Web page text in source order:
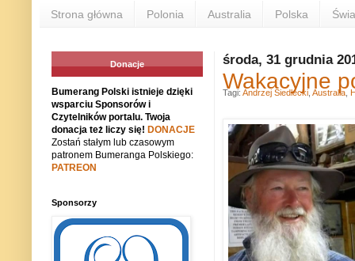
Strona główna Polonia Australia Polska
środa, 31 grudnia
Wakacyjne
Tagi: Andrzej Siedlecki Australia
Donacje
Bumerang Polski istnieje dzięki
wsparciu Sponsorów i
Czytelników portalu. Twoja
donacja też liczy się! DONACJE
Zostań stałym lub czasowym
patronem Bumeranga Polskiego:
PATREON
Sponsorzy